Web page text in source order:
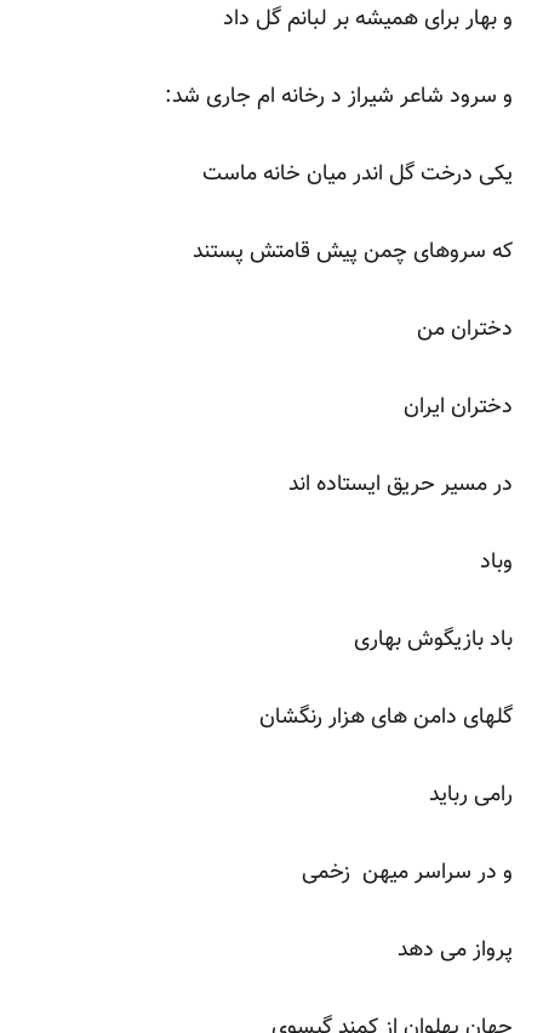
و بهار برای همیشه بر لبانم گل داد
و سرود شاعر شیراز د رخانه ام جاری شد:
یکی درخت گل اندر میان خانه ماست
که سروهای چمن پیش قامتش پستند
دختران من
دختران ایران
در مسیر حریق ایستاده اند
وباد
باد بازیگوش بهاری
گلهای دامن های هزار رنگشان
رامی رباید
و در سراسر میهن زخمی
پرواز می دهد